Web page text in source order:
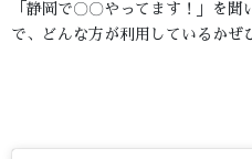
「静岡で〇〇やってます！」を
で、どんな方が利用しているかぜ